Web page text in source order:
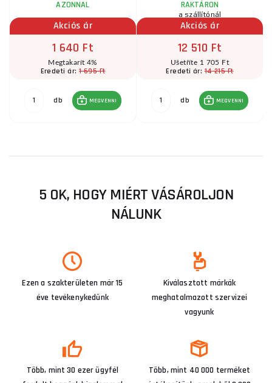
AZONNAL
Akciós ár
1 640 Ft
Megtakarít 4%
Eredeti ár:1 695 Ft
db MEGVENNI
RAKTÁRON
a szállítónál
Akciós ár
12 510 Ft
Ušetříte 1 705 Ft
Eredeti ár:14 215 Ft
db MEGVENNI
5 OK, HOGY MIÉRT VÁSÁROLJON
NÁLUNK
Ezen a szakterületen már 15
éve tevékenykedünk
Kiválasztott márkák
meghatalmazott szervizei
vagyunk
Több, mint 30 ezer ügyfél
Több, mint 40 000 terméket